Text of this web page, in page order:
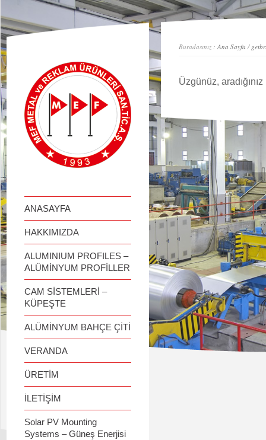
займ онлайн
ANASAYFA
HAKKIMIZDA
ALUMINIUM PROFILES –
ALÜMİNYUM PROFİLLER
CAM SİSTEMLERİ –
KÜPEŞTE
ALÜMİNYUM BAHÇE ÇİTİ
VERANDA
ÜRETİM
İLETİŞİM
Solar PV Mounting
Systems – Güneş Enerjisi
Buradasınız :Ana Sayfa /
Üzgünüz,